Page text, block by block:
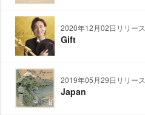
2020年12月02日リリース
Gift
2019年05月29日リリース
Japan